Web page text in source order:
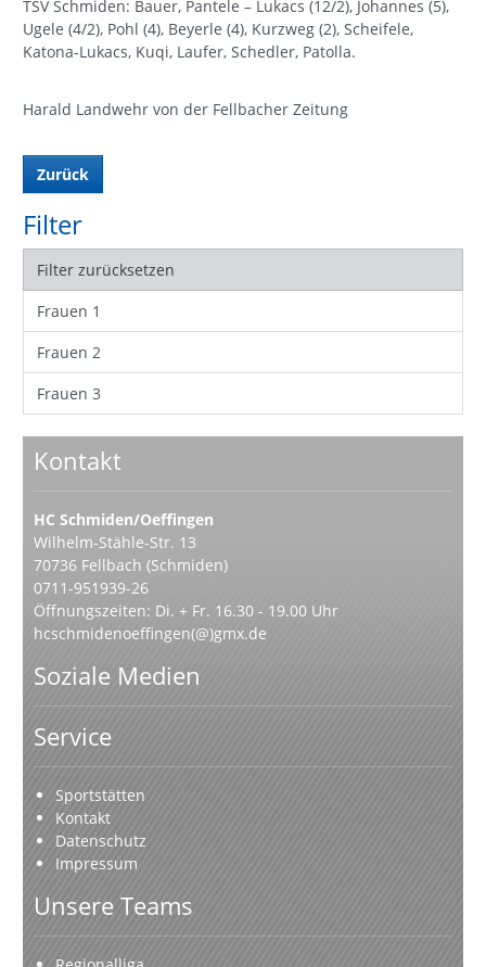
TSV Schmiden: Bauer, Pantele – Lukacs (12/2), Johannes (5),
Ugele (4/2), Pohl (4), Beyerle (4), Kurzweg (2), Scheifele,
Katona-Lukacs, Kuqi, Laufer, Schedler, Patolla.
Harald Landwehr von der Fellbacher Zeitung
Zurück
Filter
Filter zurücksetzen
Frauen 1
Frauen 2
Frauen 3
Kontakt
HC Schmiden/Oeffingen
Wilhelm-Stähle-Str. 13
70736 Fellbach (Schmiden)
0711-951939-26
Öffnungszeiten: Di. + Fr. 16.30 - 19.00 Uhr
hcschmidenoeffingen(@)gmx.de
Soziale Medien
Service
Sportstätten
Kontakt
Datenschutz
Impressum
Unsere Teams